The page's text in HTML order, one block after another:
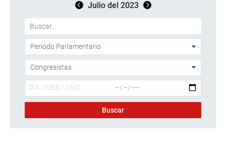
Julio del 2023